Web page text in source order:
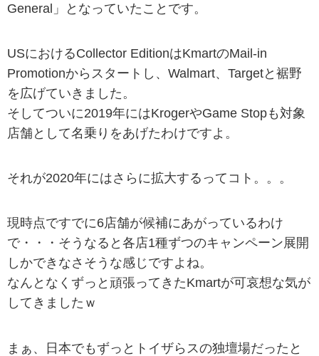
General」となっていたことです。
USにおけるCollector EditionはKmartのMail-in
Promotionからスタートし、Walmart、Targetと裾野
を広げていきました。
そしてついに2019年にはKrogerやGame Stopも対象
店舗として名乗りをあげたわけですよ。
それが2020年にはさらに拡大するってコト。。。
現時点ですでに6店舗が候補にあがっているわけ
で・・・そうなると各店1種ずつのキャンペーン展開
しかできなさそうな感じですよね。
なんとなくずっと頑張ってきたKmartが可哀想な気が
してきましたｗ
まぁ、日本でもずっとトイザらスの独壇場だったと